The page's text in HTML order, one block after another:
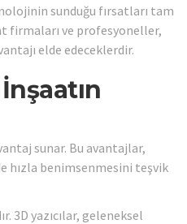
sunduğu fırsatları tam
firmaları ve profesyoneller,
elde edeceklerdir.
sunar. Bu avantajlar,
hızla benimsenmesini teşvik
3D yazıcılar, geleneksel